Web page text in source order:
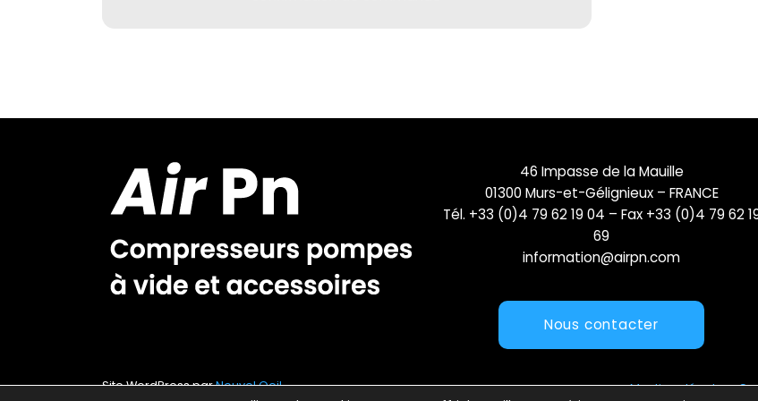
46 Impasse de la Mauille
01300 Murs-et-Gélignieux – FRANCE
Tél. +33 (0)4 79 62 19 04 – Fax +33 (0)4 79 62
69
information@airpn.com
Nous contacter
Site WordPress parNouvel Oeil Mentions légales